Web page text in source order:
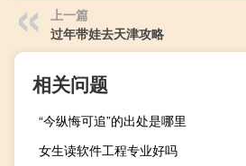
上一篇
过年带娃去天津攻略
相关问题
“今纵悔可追”的出处是哪里
女生读软件工程专业好吗